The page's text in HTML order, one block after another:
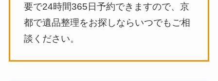
要で24時間365日予約できますので、京
都で遺品整理をお探しならいつでもご相
談ください。